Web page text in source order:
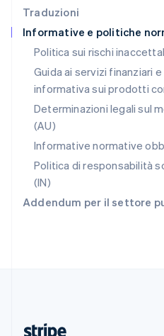
Traduzioni
Informative e politiche
Politica sui rischi
Guida ai servizi finanziari
informativa sui prodotti
Determinazioni legali sul
(AU)
Informative normative
Politica di responsabilità
(IN)
Addendum per il settore
Repubblica Ceca
English
Romania
Singapore
English简体中文
Slovacchia
English
EnglishItaliano
Spagna
Español
EnglishEspañol 简体中文